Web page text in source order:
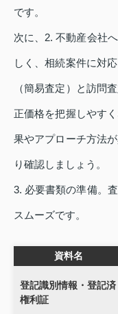
です。
次に、2. 不動産会社
しく、相続案件に対
（簡易査定）と訪問
正価格を把握しやす
果やアプローチ方法
り確認しましょう。
3. 必要書類の準備。
スムーズです。
資料名
登記識別情報・登記済
権利証